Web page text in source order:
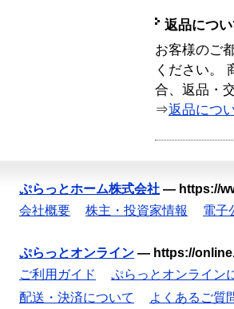
返品につ
お客様のご
ください。
合、返品・
⇒返品につ
ぷらっとホーム株式会社 — https://
会社概要
株主・投資家情報 電子
ぷらっとオンライン — https://
ご利用ガイド
ぷらっとオンライン
配送・決済について
よくあるご質